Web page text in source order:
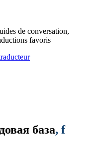
de conversation,
favoris
база, f